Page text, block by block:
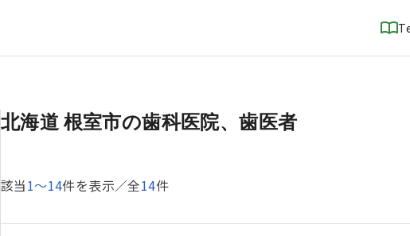
北海道 根室市の歯科医院、歯医者
該当1〜14件を表示／全14件